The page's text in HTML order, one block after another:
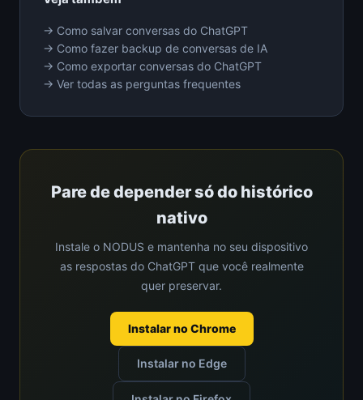
→ Como salvar conversas do ChatGPT
→ Como fazer backup de conversas de IA
→ Como exportar conversas do ChatGPT
→ Ver todas as perguntas frequentes
Pare de depender só do histórico
nativo
Instale o NODUS e mantenha no seu dispositivo
as respostas do ChatGPT que você realmente
quer preservar.
Instalar no Chrome
Instalar no Edge